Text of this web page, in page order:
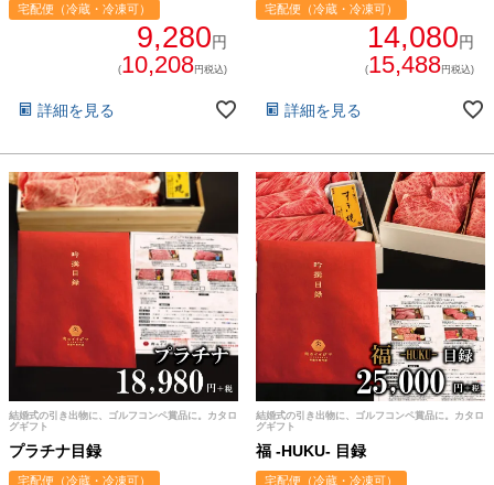
宅配便（冷蔵・冷凍可）
9,280円
(10,208円税込)
詳細を見る
宅配便（冷蔵・冷凍可）
14,080円
(15,488円税込)
詳細を見る
結婚式の引き出物に、ゴルフコンペ賞品に。カタロ
グギフト
プラチナ目録
宅配便（冷蔵・冷凍可）
結婚式の引き出物に、ゴルフコンペ賞品に。カタロ
グギフト
福 -HUKU- 目録
宅配便（冷蔵・冷凍可）